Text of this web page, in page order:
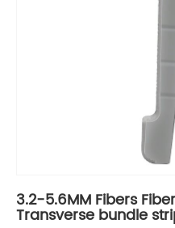
3.2-5.6MM Fibers
Transverse bundle